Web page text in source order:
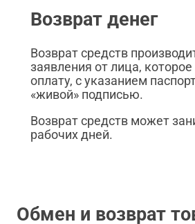
Возврат денег
Возврат средств
заявления от лица,
оплату, с указанием
«живой» подписью.
Возврат средств может
рабочих дней.
Обмен и возврат